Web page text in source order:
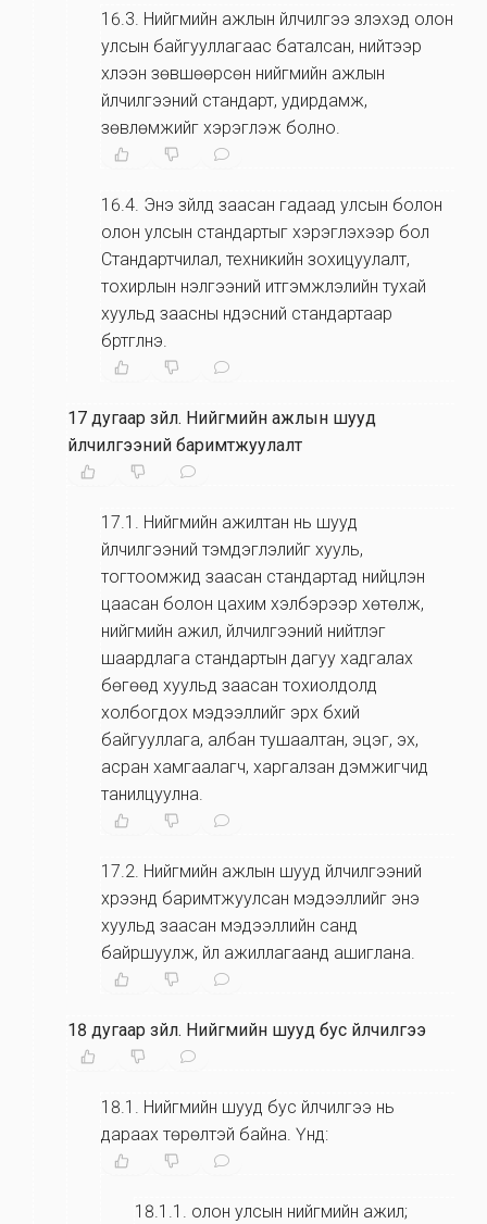
16.3. Нийгмийн ажлын үйлчилгээ үзүүлэхэд олон
улсын байгууллагаас баталсан, нийтээр
хүлээн зөвшөөрсөн нийгмийн ажлын
үйлчилгээний стандарт, удирдамж,
зөвлөмжийг хэрэглэж болно.
16.4. Энэ зүйлд заасан гадаад улсын болон
олон улсын стандартыг хэрэглэхээр бол
Стандартчилал, техникийн зохицуулалт,
тохирлын үнэлгээний итгэмжлэлийн тухай
хуульд заасны үндэсний стандартаар
бүртгүүлнэ.
17 дугаар зүйл. Нийгмийн ажлын шууд
үйлчилгээний баримтжуулалт
17.1 . Нийгмийн ажилтан нь шууд
үйлчилгээний тэмдэглэлийг хууль,
тогтоомжид заасан стандартад нийцүүлэн
цаасан болон цахим хэлбэрээр хөтөлж,
нийгмийн ажил, үйлчилгээний нийтлэг
шаардлага стандартын дагуу хадгалах
бөгөөд хуульд заасан тохиолдолд
холбогдох мэдээллийг эрх бүхий
байгууллага, албан тушаалтан, эцэг, эх,
асран хамгаалагч, харгалзан дэмжигчид
танилцуулна.
17.2. Нийгмийн ажлын шууд үйлчилгээний
хүрээнд баримтжуулсан мэдээллийг энэ
хуульд заасан мэдээллийн санд
байршуулж, үйл ажиллагаанд ашиглана.
18 дугаар зүйл. Нийгмийн шууд бус үйлчилгээ
18.1 . Нийгмийн шууд бус үйлчилгээ нь
дараах төрөлтэй байна. Үүнд:
18.1.1 . олон улсын нийгмийн ажил;